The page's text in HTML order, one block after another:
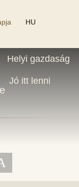
HU
Helyi gazdaság
Jó itt lenni